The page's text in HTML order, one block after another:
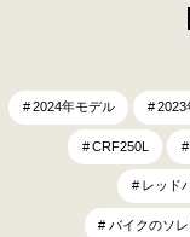
2024年モデル 2023
CRF250L
レッド
バイクのソ